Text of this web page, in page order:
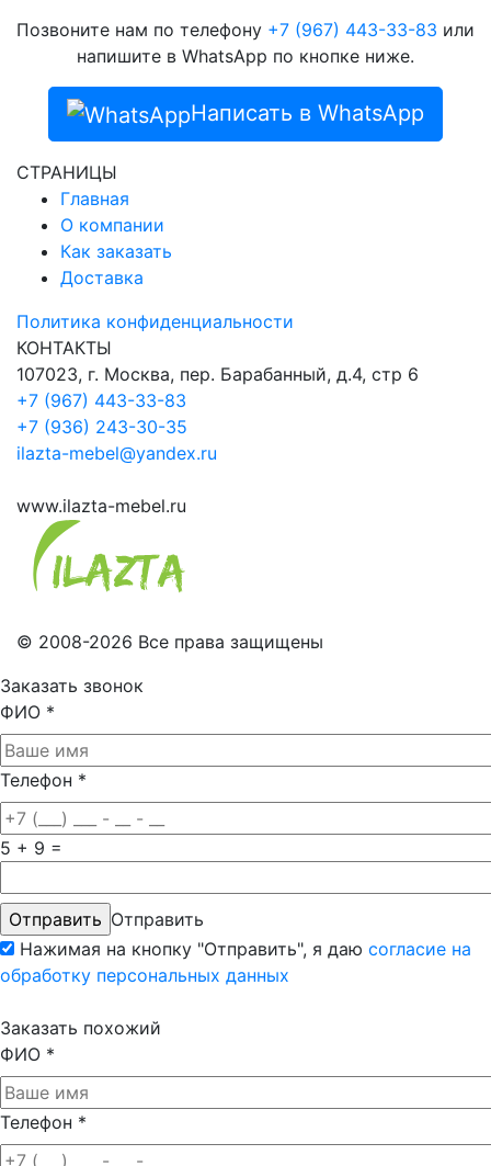
Позвоните нам по телефону +7 (967) 443-33-83 или
напишите в WhatsApp по кнопке ниже.
Написать в WhatsApp
СТРАНИЦЫ
Главная
О компании
Как заказать
Доставка
Политика конфиденциальности
КОНТАКТЫ
107023, г. Москва, пер. Барабанный, д.4, стр 6
+7 (967) 443-33-83
+7 (936) 243-30-35
ilazta-mebel@yandex.ru
www.ilazta-mebel.ru
© 2008-2026 Все права защищены
Заказать звонок
ФИО *
Телефон *
5 + 9 =
Отправить
Нажимая на кнопку "Отправить", я даю согласие на
обработку персональных данных
Заказать похожий
ФИО *
Телефон *